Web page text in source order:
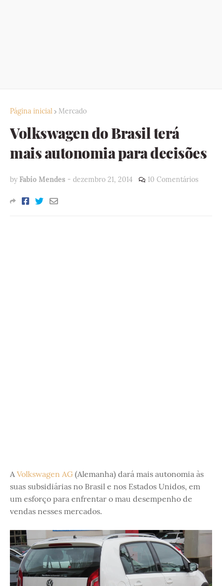
Página inicial Mercado
Volkswagen do Brasil terá
mais autonomia para decisões
by Fabio Mendes - dezembro 21, 2014 10 Comentários
A Volkswagen AG (Alemanha) dará mais autonomia às
suas subsidiárias no Brasil e nos Estados Unidos, em
um esforço para enfrentar o mau desempenho de
vendas nesses mercados.